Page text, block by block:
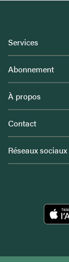
Services
Abonnement
À propos
Contact
Réseaux sociaux